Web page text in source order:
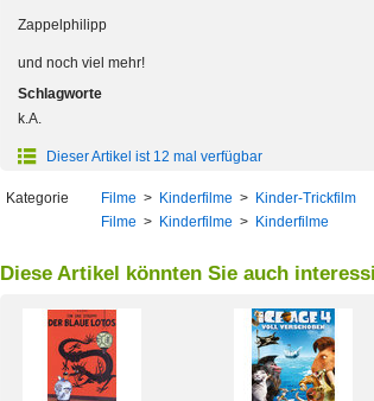
Zappelphilipp
und noch viel mehr!
Schlagworte
k.A.
Dieser Artikel ist 12 mal verfügbar
Kategorie Filme > Kinderfilme > Kinder-Trickfilm
Filme > Kinderfilme > Kinderfilme
Diese Artikel könnten Sie auch